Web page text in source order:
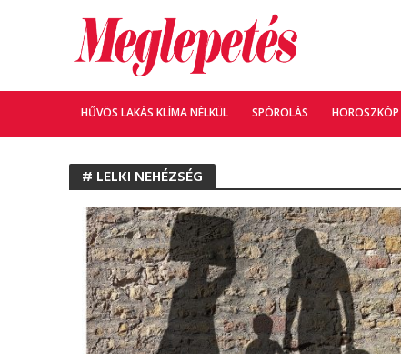
HŰVÖS LAKÁS KLÍMA NÉLKÜL SPÓROLÁS HOROSZKÓP
# LELKI NEHÉZSÉG